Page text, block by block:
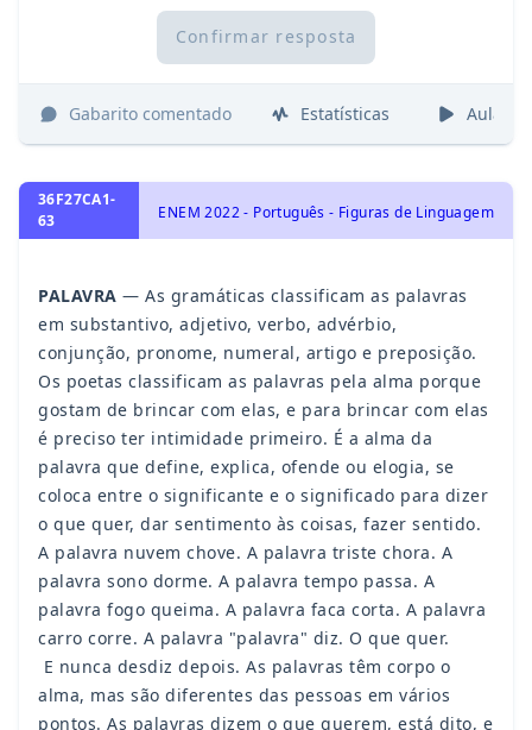
Confirmar resposta
Gabarito comentado Estatísticas Aulas
36F27CA1-
63
ENEM 2022 - Português - Figuras de Linguagem
PALAVRA — As gramáticas classificam as palavras
em substantivo, adjetivo, verbo, advérbio,
conjunção, pronome, numeral, artigo e preposição.
Os poetas classificam as palavras pela alma porque
gostam de brincar com elas, e para brincar com elas
é preciso ter intimidade primeiro. É a alma da
palavra que define, explica, ofende ou elogia, se
coloca entre o significante e o significado para dizer
o que quer, dar sentimento às coisas, fazer sentido.
A palavra nuvem chove. A palavra triste chora. A
palavra sono dorme. A palavra tempo passa. A
palavra fogo queima. A palavra faca corta. A palavra
carro corre. A palavra "palavra" diz. O que quer.
E nunca desdiz depois. As palavras têm corpo o
alma, mas são diferentes das pessoas em vários
pontos. As palavras dizem o que querem, está dito, e